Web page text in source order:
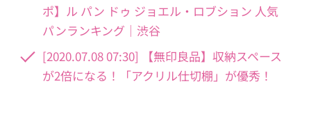
ポ】ル パン ドゥ ジョエル・ロブション 人気
パンランキング｜渋谷
[2020.07.08 07:30] 【無印良品】収納スペース
が2倍になる！「アクリル仕切棚」が優秀！